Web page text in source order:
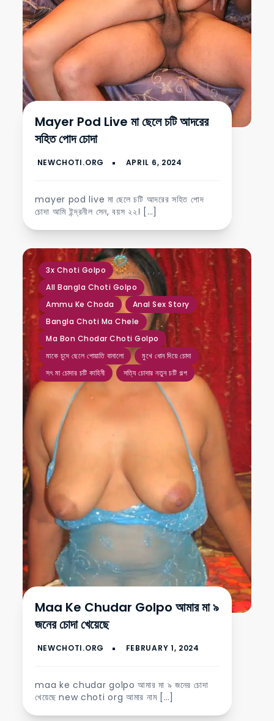
Mayer Pod Live মা ছেলে চটি আদরের
সহিত পোদ চোদা
mayer pod live মা ছেলে চটি আদরের সহিত পোদ
চোদা আমি ইন্দ্রনীল সেন, বয়স ২২। […]
3x Choti Golpo ,
All Bangla Choti Golpo
,
Ammu Ke Choda
,
Anal Sex Story
,
Bangla Choti Ma Chele
,
Ma Bon Chodar Choti Golpo
,
মাকে চুদে ছেলে পোয়াতি বানালো
,
মুখে ধোন দিয়ে চোদা
,
সৎ মা চোদার চটি কাহিনী
,
সত্যি চোদার নতুন চটি গল্প
Maa Ke Chudar Golpo আমার মা ৯
জনের চোদা খেয়েছে
maa ke chudar golpo আমার মা ৯ জনের চোদা
খেয়েছে new choti org আমার নাম […]